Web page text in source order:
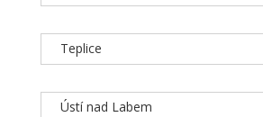
Teplice
Ústí nad Labem